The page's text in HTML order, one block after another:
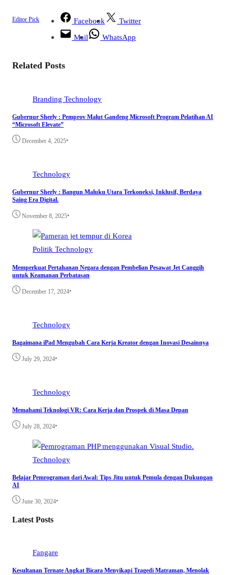
Editor Pick Facebook
Twitter
Mail
WhatsApp
Related Posts
Branding Technology
Gubernur Sherly : Pemprov Malut Gandeng Microsoft Program Pelatihan AI
“Microsoft Elevate”
December 4, 2025•
Technology
Gubernur Sherly : Bangun Maluku Utara Terkoneksi, Inklusif, Berdaya
Saing Era Digital.
November 8, 2025•
Politik Technology
Memperkuat Pertahanan Negara dengan Pembelian Pesawat Jet Canggih
untuk Keamanan Perbatasan
December 17, 2024•
Technology
Bagaimana iPad Mengubah Cara Kerja Kreator dengan Inovasi Desainnya
July 29, 2024•
Technology
Memahami Teknologi VR: Cara Kerja dan Prospek di Masa Depan
July 28, 2024•
Technology
Belajar Pemrograman dari Awal: Tips Jitu untuk Pemula dengan Dukungan
AI
June 30, 2024•
Latest Posts
Fangare
Kesultanan Ternate Angkat Bicara Menyikapi Tragedi Matraman, Menolak